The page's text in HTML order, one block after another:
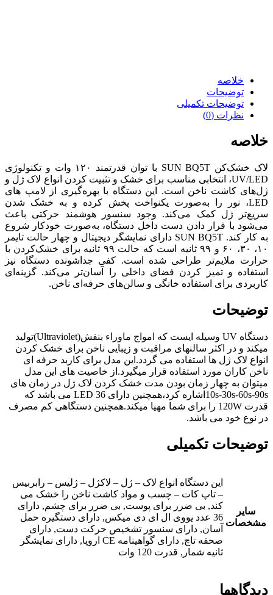
خلاصه
توضیحات
توضیحات تکمیلی
نظرات (0)
خلاصه
لاک خشک‌کن SUN BQ5T با توان قدرتمند ۱۲۰ وات و تکنولوژی
UV/LED، انتخابی مناسب برای خشک و تثبیت کردن انواع لاک ژل و
ژل‌های کاشت ناخن است. این دستگاه با بهره‌گیری از لامپ های
LED، نور را به‌صورت یکنواخت پخش کرده و به خشک شدن
سریع‌تر ژل کمک می‌کند. وجود سنسور هوشمند حرکتی باعث
می‌شود با قرار دادن دست داخل دستگاه، به‌صورت خودکار شروع
به کار کند. SUN BQ5T دارای نمایشگر دیجیتال و چهار حالت تایمر
۱۰، ۳۰، ۶۰ و ۹۹ ثانیه است که حالت ۹۹ ثانیه برای خشک‌کردن با
حرارت ملایم‌تر طراحی شده است. کفی جداشونده دستگاه نیز
استفاده و تمیز کردن فضای داخلی را آسان‌تر می‌کند. گزینه‌ای
کاربردی برای استفاده خانگی و سالن‌های حرفه‌ای ناخن.
توضیحات
دستگاه UV وسیله ایست که امواج ماوراء بنفش(Ultraviolet)تولید
میکند و در اکثر سالنهای مراقبت و زیبایی ناخن برای خشک کردن
انواع لاک ژل ها استفاده می گردد.این مدل برای کاربد حرفه ای
ناخن کاران مورد استفاده قرار میگیرد.از خاصیت های این مدل
میتوان به چهار زمان بودن مدت خشک کردن لاک ژل در زمان های
10s-30s-60s-90sاشاره کرد،همچنین دارای 36 LED می باشد که
قدرت 120W را برای شما مهیا میکند.همچنین دستگاهی کم مصرف
در نوع خود می باشد.
توضیحات تکمیلی
سایر
مشخصات
این دستگاه انواع لاک – ژل – لاکژل – ژلیس – رابربیس
– تاپ کات – چسب و مواد کاشت ناخن را خشک می
کند, بی ضرر برای پوست, بی ضرر برای چشم, دارای
36 عدد یووی ال ای دی میکس, دارای دستگیره حمل
آسان, دارای سنسور تشخیص حرکت دست, دارای
صحفه تاچ, دارای گواهینامه CE اروپا, دارای نمایشگر
ثانیه شمار, قدرت 120 وات
دیدگاهها